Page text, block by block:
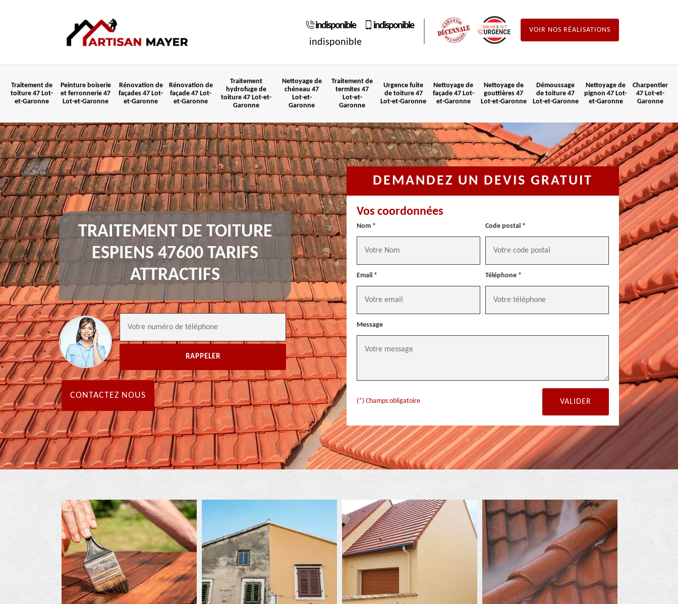
indisponible
indisponible
indisponible
VOIR NOS RÉALISATIONS
Traitement de
toiture 47 Lot-
et-Garonne
Peinture boiserie
et ferronnerie 47
Lot-et-Garonne
Rénovation de
façades 47 Lot-
et-Garonne
Rénovation de
façade 47 Lot-
et-Garonne
Traitement
hydrofuge de
toiture 47 Lot-et-
Garonne
Nettoyage de
chéneau 47
Lot-et-
Garonne
Traitement de
termites 47
Lot-et-
Garonne
Urgence fuite
de toiture 47
Lot-et-Garonne
Nettoyage de
façade 47 Lot-
et-Garonne
Nettoyage de
gouttières 47
Lot-et-Garonne
Démoussage
de toiture 47
Lot-et-Garonne
Nettoyage de
pignon 47 Lot-
et-Garonne
Charpentier
47 Lot-et-
Garonne
TRAITEMENT DE TOITURE
ESPIENS 47600 TARIFS
ATTRACTIFS
CONTACTEZ NOUS
DEMANDEZ UN DEVIS GRATUIT
Vos coordonnées
Nom * Code postal *
Email * Téléphone *
Message
(*) Champs obligatoire